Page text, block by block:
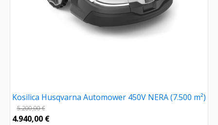
Kosilica Husqvarna Automower 450V NERA (7.500 m²)
5.200,00€
4.940,00 €